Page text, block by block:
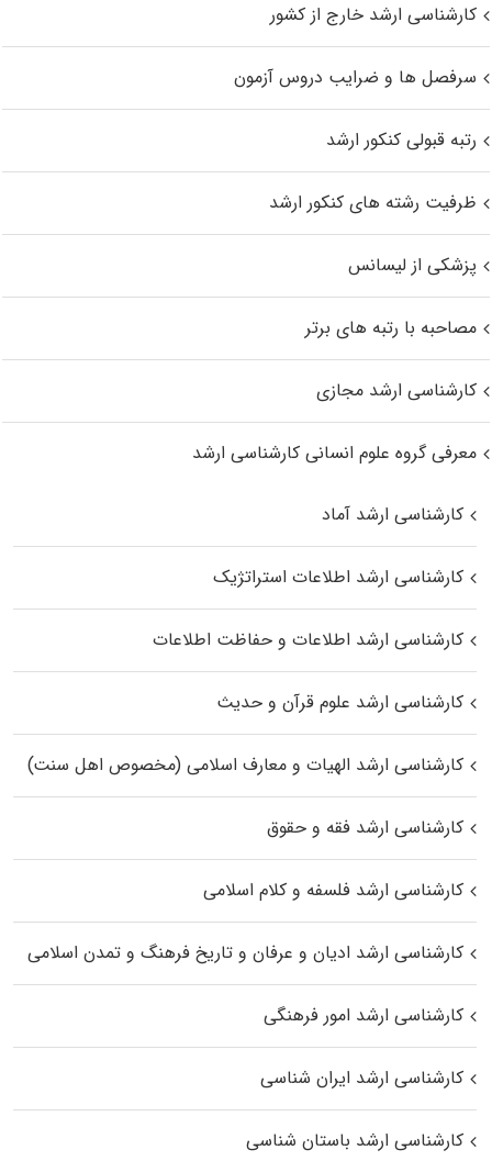
کارشناسی ارشد خارج از کشور
سرفصل ها و ضرایب دروس آزمون
رتبه قبولی کنکور ارشد
ظرفیت رشته های کنکور ارشد
پزشکی از لیسانس
مصاحبه با رتبه های برتر
کارشناسی ارشد مجازی
معرفی گروه علوم انسانی کارشناسی ارشد
کارشناسی ارشد آماد
کارشناسی ارشد اطلاعات استراتژیک
کارشناسی ارشد اطلاعات و حفاظت اطلاعات
کارشناسی ارشد علوم قرآن و حدیث
کارشناسی ارشد الهیات و معارف اسلامی (مخصوص اهل سنت)
کارشناسی ارشد فقه و حقوق
کارشناسی ارشد فلسفه و کلام اسلامی
کارشناسی ارشد ادیان و عرفان و تاریخ فرهنگ و تمدن اسلامی
کارشناسی ارشد امور فرهنگی
کارشناسی ارشد ایران شناسی
کارشناسی ارشد باستان شناسی